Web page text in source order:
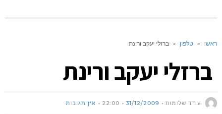
ראשי » טלפון » ברזלי יעקב ורינת
ברזלי יעקב ורינת
עודד שלומות 31/12/2009
22:00 אין תגובות